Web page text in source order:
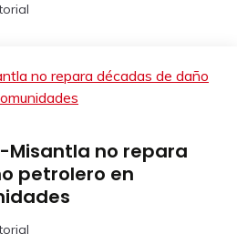
Misantla no repara
petrolero en